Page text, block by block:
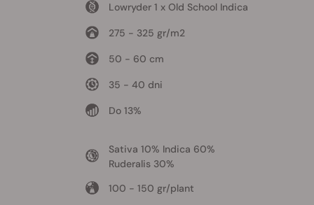
Lowryder 1 x Old School Indica
275 - 325 gr/m2
50 - 60 cm
35 - 40 dni
Do 13%
Sativa 10% Indica 60%
Ruderalis 30%
100 - 150 gr/plant